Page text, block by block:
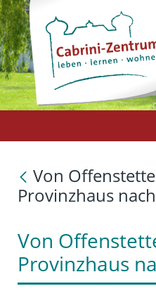
Von
Provinzhaus
Von
Provinzhaus